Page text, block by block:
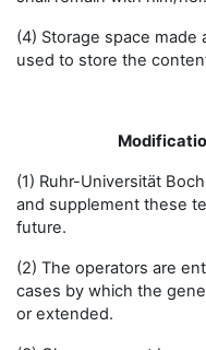
(4) Storage space made
used to store the
(1) Ruhr-Universität
and supplement these
future.
(2) The operators are
cases by which the
or extended.